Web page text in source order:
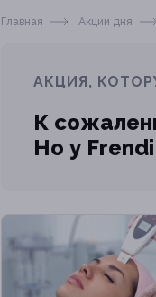
Главная Акции дня
АКЦИЯ,
К
Но у